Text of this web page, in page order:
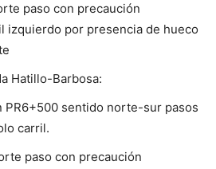
paso con precaución
izquierdo por presencia de hueco
Hatillo-Barbosa:
PR6+500 sentido norte-sur pasos
carril.
paso con precaución